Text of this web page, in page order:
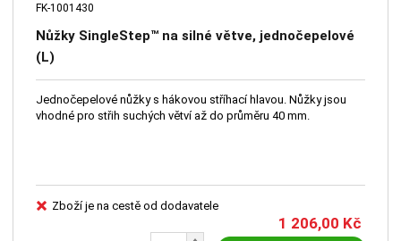
FK-1001430
Nůžky SingleStep™ na silné větve, jednočepelové
(L)
Jednočepelové nůžky s hákovou stříhací hlavou. Nůžky jsou
vhodné pro střih suchých větví až do průměru 40 mm.
Zboží je na cestě od dodavatele
1 206,00 Kč